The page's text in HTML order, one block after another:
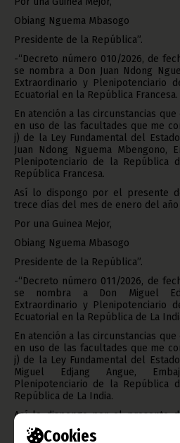
Cookies
Obiang Nguema Mbasogo
Presidente de la República”.
-“Decreto número 010/2026, de
se nombra a Don Juan Ndong
Extraordinario y Plenipotenciario
Ecuatorial en la República Francesa.
En atención a las circunstancias
en uso de las facultades que me
j) de la Ley Fundamental del
Juan Ndong Nguema Mbengono,
Plenipotenciario de la República
República Francesa.
Así lo dispongo por el presente
trece días del mes de enero del año
Por una Guinea Mejor,
Obiang Nguema Mbasogo
Presidente de la República”.
-“Decreto número 011/2026, de
se nombra a Don Miguel
Extraordinario y Plenipotenciario
Ecuatorial en la República de La
En atención a las circunstancias
en uso de las facultades que me
j) de la Ley Fundamental del
Miguel Edjang Angue,
Plenipotenciario de la República
República de La India.
Así lo dispongo por el presente
trece días del mes de enero del año